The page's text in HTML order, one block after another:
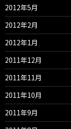
2012年5月
2012年2月
2012年1月
2011年12月
2011年11月
2011年10月
2011年9月